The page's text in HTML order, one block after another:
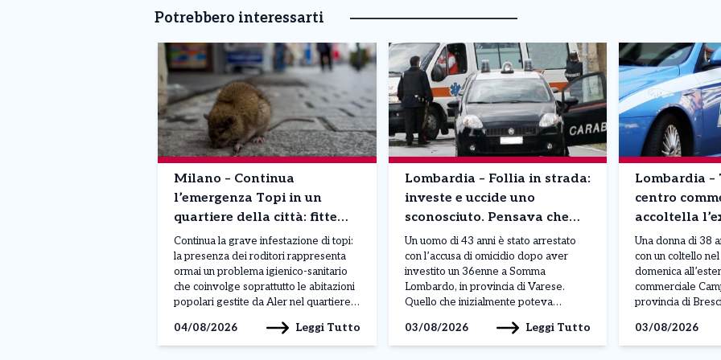
Potrebbero interessarti
Milano – Continua
l’emergenza Topi in un
quartiere della città: fitte
colonie di roditori. Parte il
maxi piano di pulizia
Continua la grave infestazione di topi:
la presenza dei roditori rappresenta
ormai un problema igienico-sanitario
che coinvolge soprattutto le abitazioni
popolari gestite da Aler nel quartiere
si registrano nei cortili, nelle cantine e
nelle aree comuni, dove al degrado si
04/08/2026 Leggi Tutto
Lombardia – Follia in strada:
investe e uccide uno
sconosciuto. Pensava che
fosse un rivale in amore
Un uomo di 43 anni è stato arrestato
con l’accusa di omicidio dopo aver
investito un 36enne a Somma
Lombardo, in provincia di Varese.
Quello che inizialmente poteva
si è rivelato, secondo gli investigatori,
un gesto volontario maturato in un
03/08/2026 Leggi Tutto
Lombardia –
centro
accoltella
davanti ai
anche
Una donna di 38
con un coltello
domenica
commerciale
provincia di
avvenuto
insieme ai suoi
prime
03/08/2026